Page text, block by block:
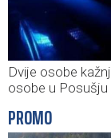
Dvije osobe
osobe u Posušju
PROMO